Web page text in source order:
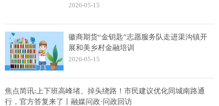
说明会的全体投资者等43家机构调研 焦点快
2026-05-15
徽商期货“金钥匙”志愿服务队走进渠沟镇开
展和美乡村金融培训
2026-05-15
焦点简讯:上下班高峰堵、掉头绕路！市民建议优化同城南路通
行，官方答复来了丨融媒问政·问政回访